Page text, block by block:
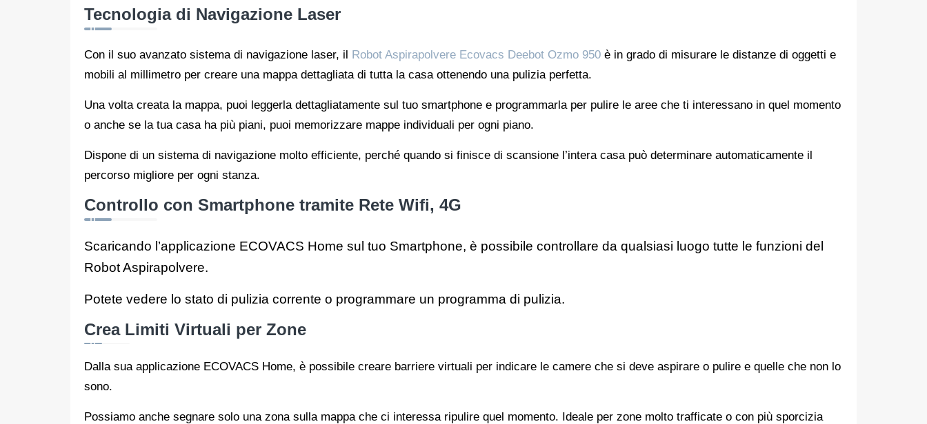
Tecnologia di Navigazione Laser
Con il suo avanzato sistema di navigazione laser, il Robot Aspirapolvere Ecovacs Deebot Ozmo 950 è in grado di misurare le distanze di oggetti e
mobili al millimetro per creare una mappa dettagliata di tutta la casa ottenendo una pulizia perfetta.
Una volta creata la mappa, puoi leggerla dettagliatamente sul tuo smartphone e programmarla per pulire le aree che ti interessano in quel momento
o anche se la tua casa ha più piani, puoi memorizzare mappe individuali per ogni piano.
Dispone di un sistema di navigazione molto efficiente, perché quando si finisce di scansione l’intera casa può determinare automaticamente il
percorso migliore per ogni stanza.
Controllo con Smartphone tramite Rete Wifi, 4G
Scaricando l’applicazione ECOVACS Home sul tuo Smartphone, è possibile controllare da qualsiasi luogo tutte le funzioni del
Robot Aspirapolvere.
Potete vedere lo stato di pulizia corrente o programmare un programma di pulizia.
Crea Limiti Virtuali per Zone
Dalla sua applicazione ECOVACS Home, è possibile creare barriere virtuali per indicare le camere che si deve aspirare o pulire e quelle che non lo
sono.
Possiamo anche segnare solo una zona sulla mappa che ci interessa ripulire quel momento. Ideale per zone molto trafficate o con più sporcizia